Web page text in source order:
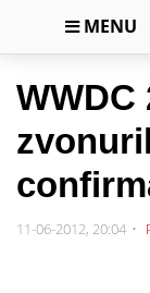
MENU
WWDC
11-06-2012, 20:04